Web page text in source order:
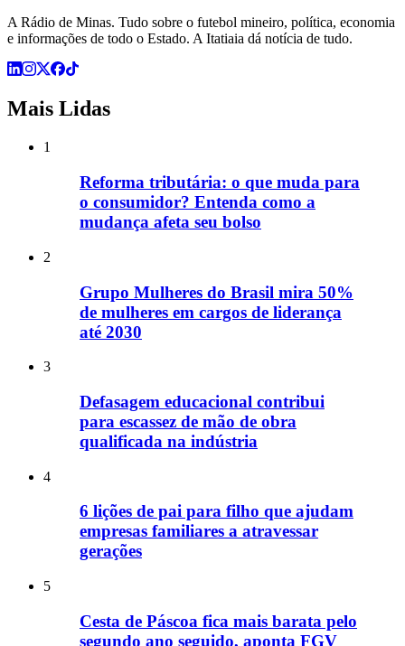
A Rádio de Minas. Tudo sobre o futebol mineiro, política, economia
e informações de todo o Estado. A Itatiaia dá notícia de tudo.
Mais Lidas
1
Reforma tributária: o que muda para
o consumidor? Entenda como a
mudança afeta seu bolso
2
Grupo Mulheres do Brasil mira 50%
de mulheres em cargos de liderança
até 2030
3
Defasagem educacional contribui
para escassez de mão de obra
qualificada na indústria
4
6 lições de pai para filho que ajudam
empresas familiares a atravessar
gerações
5
Cesta de Páscoa fica mais barata pelo
segundo ano seguido, aponta FGV